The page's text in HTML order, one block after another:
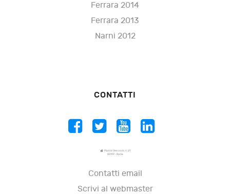
Ferrara 2014
Ferrara 2013
Narni 2012
CONTATTI
Piazza Vescovio, n. 21
00199 - Roma
Contatti email
Scrivi al webmaster